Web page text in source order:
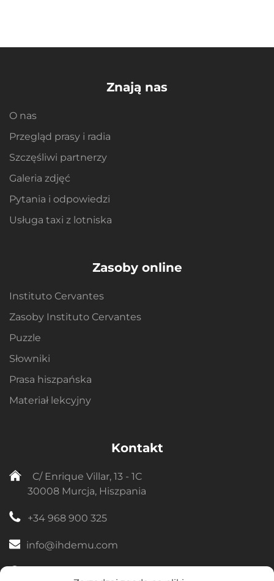
Znają nas
O nas
Przegląd prasy i radia
Szczęśliwi partnerzy
Galeria zdjęć
Pytania i odpowiedzi
Usługa taxi z lotniska
Zasoby online
Instituto Cervantes
Zasoby Instituto Cervantes
Puzzle
Słowniki
Prasa hiszpańska
Materiał lekcyjny
Kontakt
C/ Enrique Villar, 13 - 1C
30008 Murcja, Hiszpania
+34 968 900 325
info@ihdemu.com